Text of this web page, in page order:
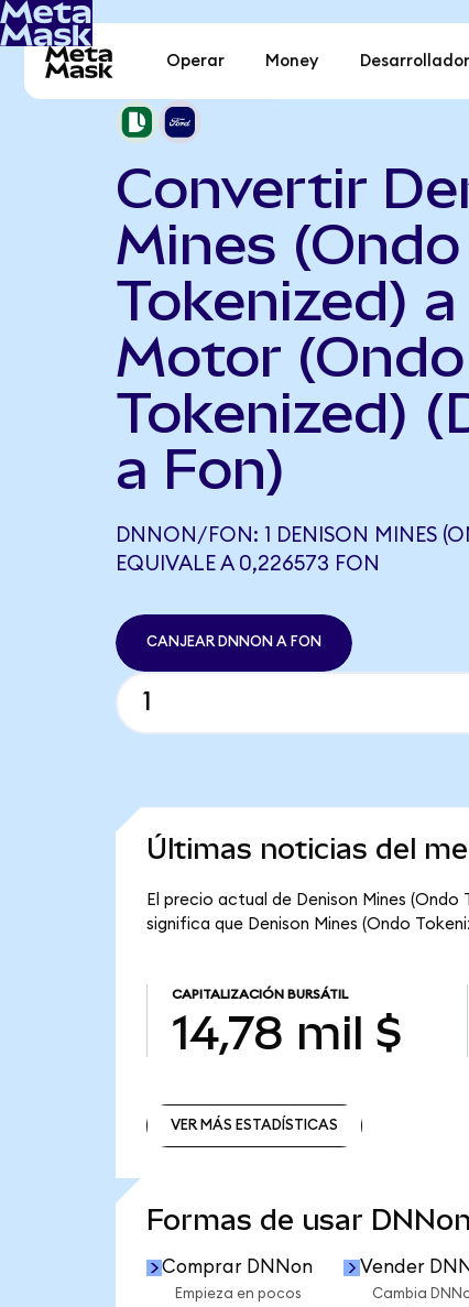
Operar Money Desarrollador
Convertir
Mines (Ondo
Tokenized)
Motor (Ondo
Tokenized)
a Fon)
DNNON/FON: 1 DENISON MINES
EQUIVALE A 0,226573 FON
CANJEAR DNNON A FON
Últimas noticias del
El precio actual de Denison Mines
significa que Denison Mines (Ondo
CAPITALIZACIÓN BURSÁTIL
14,78 mil $
VER MÁS ESTADÍSTICAS
Formas de usar
Comprar DNNon
Empieza en pocos
Vender
Cambia